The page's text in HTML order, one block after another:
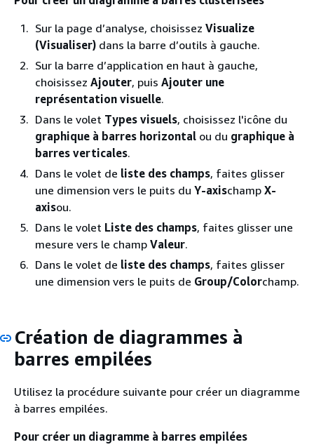
Sur la page d’analyse, choisissez Visualize
(Visualiser) dans la barre d’outils à gauche.
Sur la barre d’application en haut à gauche,
choisissez Ajouter, puis Ajouter une
représentation visuelle.
Dans le volet Types visuels, choisissez l'icône du
graphique à barres horizontal ou du graphique à
barres verticales.
Dans le volet de liste des champs, faites glisser
une dimension vers le puits du Y-axischamp X-
axisou.
Dans le volet Liste des champs, faites glisser une
mesure vers le champ Valeur.
Dans le volet de liste des champs, faites glisser
une dimension vers le puits de Group/Colorchamp.
Création de diagrammes à
barres empilées
Utilisez la procédure suivante pour créer un diagramme
à barres empilées.
Pour créer un diagramme à barres empilées